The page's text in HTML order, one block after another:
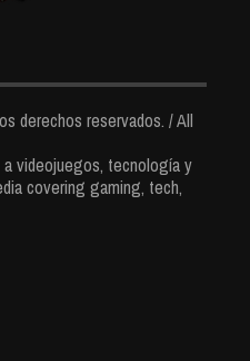
derechos reservados. / All
videojuegos, tecnología y
covering gaming, tech,